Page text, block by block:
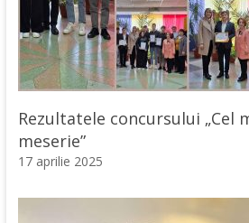
Rezultatele concursului „Cel
meserie”
17 aprilie 2025